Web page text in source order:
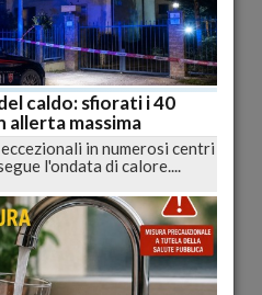
successi svaniti
Fossati dovrà lasciare WOW
nonostante la...
caldo: sfiorati i 40
allerta massima
in numerosi centri
l'ondata di calore....